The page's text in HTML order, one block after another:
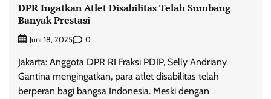
DPR Ingatkan Atlet Disabilitas Telah Sumbang
Banyak Prestasi
Juni 18, 2025 0
Jakarta: Anggota DPR RI Fraksi PDIP, Selly Andriany
Gantina mengingatkan, para atlet disabilitas telah
berperan bagi bangsa Indonesia. Meski dengan